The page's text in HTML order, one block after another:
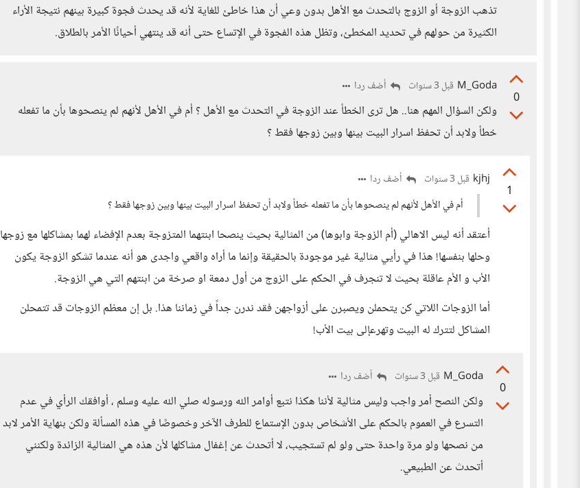
تذهب الزوجة أو الزوج بالتحدث مع الأهل بدون وعي أن هذا خاطئ للغاية لأنه قد يحدث فجوة كبيرة بينهم نتيجة الأراء
الكثيرة من حولهم في تحديد المخطئ، وتظل هذه الفجوة في الإتساع حتى أنه قد ينتهي أحيانًا الأمر بالطلاق.
0
M_Goda قبل 3 سنوات أضف ردا
ولكن السؤال المهم هنا.. هل ترى الخطأ عند الزوجة في التحدث مع الأهل ؟ أم في الأهل لأنهم لم ينصحوها بأن ما تفعله
خطأ ولابد أن تحفظ اسرار البيت بينها وبين زوجها فقط ؟
1
kjhj قبل 3 سنوات
أضف ردا
أم في الأهل لأنهم لم ينصحوها بأن ما تفعله خطأ ولابد أن تحفظ اسرار البيت بينها وبين زوجها فقط ؟
أعتقد أنه ليس الاهالي (أم الزوجة وابوها) من المثالية بحيث ينصحا ابنتهما المتزوجة بعدم الإفضاء لهما بمشاكلها مع زوجها
وحلها بنفسها! هذا في رأيي مثالية غير موجودة بالحقيقة وإنما ما أراه واقعي واجدى هو أنه عندما تشكو الزوجة يكون
الأب و الأم عاقلة بحيث لا تنجرف في الحكم على الزوج من أول دمعة او صرخة من ابنتهم التي هي الزوجة.
أما الزوجات اللاتي كن يتحملن ويصبرن على أزواجهن فقد ندرن جداً في زماننا هذا. بل إن معظم الزوجات قد تتمحلن
المشاكل لتترك له البيت وتهرعإلى بيت الأب!
0
M_Goda قبل 3 سنوات أضف ردا
ولكن النصح أمر واجب وليس مثالية لأننا هكذا نتبع أوامر الله ورسوله صلي الله عليه وسلم ، أوافقك الرأي في عدم
التسرع في العموم بالحكم على الأشخاص بدون الإستماع للطرف الآخر وخصوصًا في هذه المسألة ولكن بنهاية الأمر لابد
من نصحها ولو مرة واحدة حتى ولو لم تستجيب، لا أتحدث عن إغفال مشاكلها لأن هذه هي المثالية الزائدة ولكنني
أتحدث عن الطبيعي.